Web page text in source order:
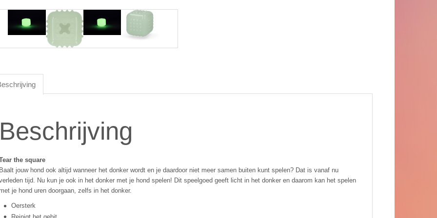
the square
jouw hond ook altijd wanneer het donker wordt en je daardoor niet meer samen buiten kunt spelen? Dat is vanaf nu
tijd. Nu kun je ook in het donker met je hond spelen! Dit speelgoed geeft licht in het donker en daarom kan het spelen
je hond uren doorgaan, zelfs in het donker.
Oersterk